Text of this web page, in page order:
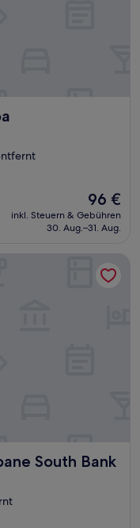
Der
Preis
beträgt
96 €
inkl. Steuern & Gebühren
30. Aug.–31. Aug.
South Bank
Bank
Bank